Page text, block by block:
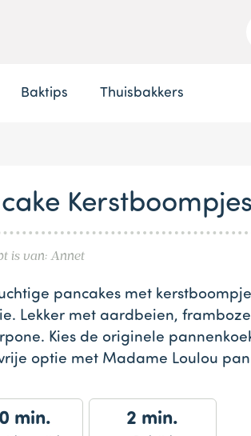
Baktips Thuisbakkers
Kerstboompjes
is van: Annet
pancakes met
Lekker met aardbeien,
Kies de originele
optie met Madame Loulou
min. 2 min.